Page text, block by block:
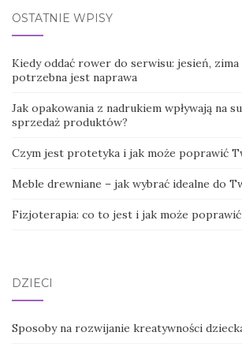
OSTATNIE WPISY
Kiedy oddać rower do serwisu: jesień, zima i
potrzebna jest naprawa
Jak opakowania z nadrukiem wpływają na
sprzedaż produktów?
Czym jest protetyka i jak może poprawić
Meble drewniane – jak wybrać idealne do
Fizjoterapia: co to jest i jak może
DZIECI
Sposoby na rozwijanie kreatywności